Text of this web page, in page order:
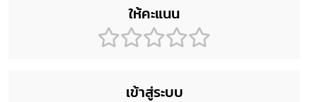
ให้คะแนน
เข้าสู่ระบบ